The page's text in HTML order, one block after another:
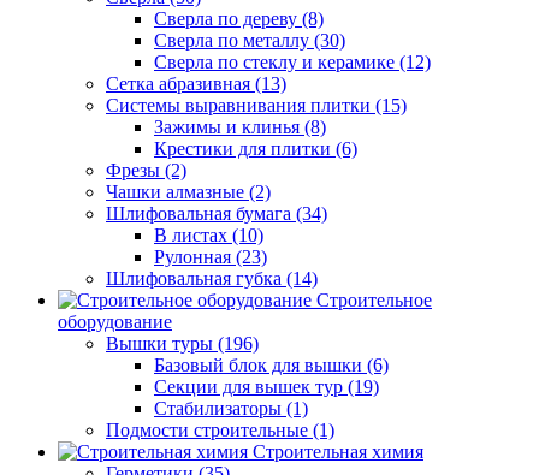
Сверла по дереву (8)
Сверла по металлу (30)
Сверла по стеклу и керамике (12)
Сетка абразивная (13)
Системы выравнивания плитки (15)
Зажимы и клинья (8)
Крестики для плитки (6)
Фрезы (2)
Чашки алмазные (2)
Шлифовальная бумага (34)
В листах (10)
Рулонная (23)
Шлифовальная губка (14)
Строительное
оборудование
Вышки туры (196)
Базовый блок для вышки (6)
Секции для вышек тур (19)
Стабилизаторы (1)
Подмости строительные (1)
Строительная химия